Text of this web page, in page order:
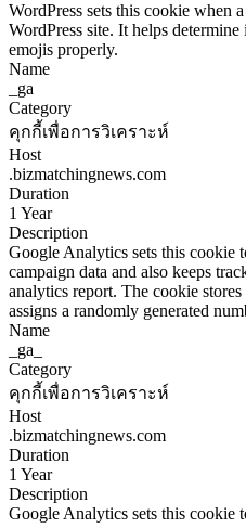
WordPress sets this cookie when
WordPress site. It helps
emojis properly.
Name
_ga
Category
คุกกี้เพื่อการวิเคราะห์
Host
.bizmatchingnews.com
Duration
1 Year
Description
Google Analytics sets this cookie
campaign data and also keeps
analytics report. The cookie
assigns a randomly generated
Name
_ga_
Category
คุกกี้เพื่อการวิเคราะห์
Host
.bizmatchingnews.com
Duration
1 Year
Description
Google Analytics sets this cookie